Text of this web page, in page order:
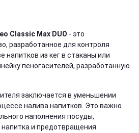
Classic Max DUO - это
разработанное для контроля
напитков из кег в стаканы или
пеногасителей, разработанную
заключается в уменьшении
налива напитков. Это важно
наполнения посуды,
и предотвращения